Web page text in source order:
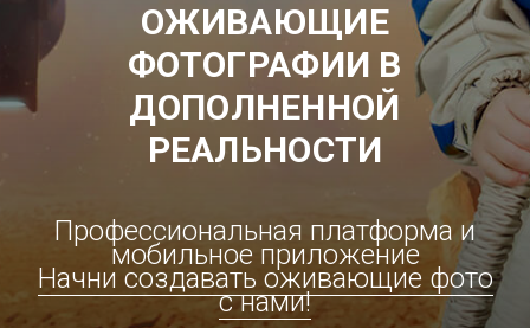
ОЖИВАЮЩИЕ
ФОТОГРАФИИ В
ДОПОЛНЕННОЙ
РЕАЛЬНОСТИ
Профессиональная платформа и
мобильное приложение
Начни создавать оживающие фото
с нами!